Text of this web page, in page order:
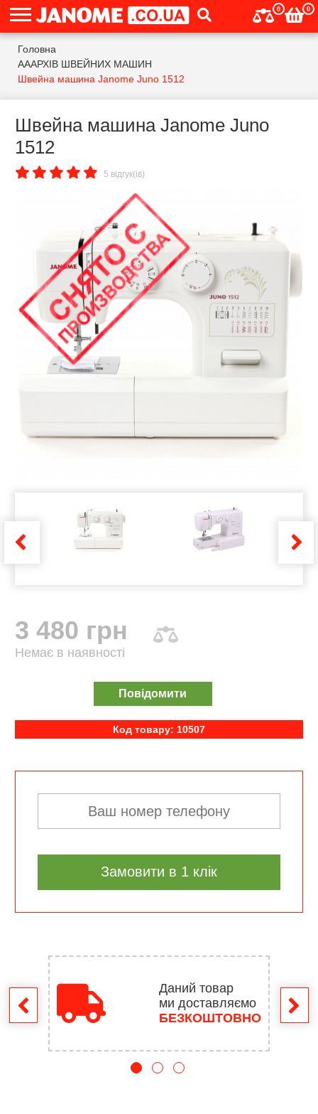
0 0
Головна
АААРХІВ ШВЕЙНИХ МАШИН
Швейна машина Janome Juno 1512
Швейна машина Janome Juno
1512
5 відгук(ів)
3 480 грн
Немає в наявності
Повідомити
Код товару: 10507
Замовити в 1 клік
Даний товар
ми доставляємо
БЕЗКОШТОВНО